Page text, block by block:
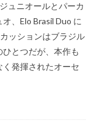
ュニオールとパーカ
、Elo Brasil Duo に
ッションはブラジル
とつだが、本作も
発揮されたオーセ